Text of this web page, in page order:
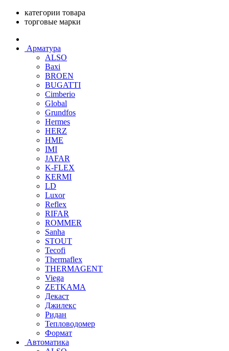
категории товара
торговые марки
Арматура
ALSO
Baxi
BROEN
BUGATTI
Cimberio
Global
Grundfos
Hermes
HERZ
HME
IMI
JAFAR
K-FLEX
KERMI
LD
Luxor
Reflex
RIFAR
ROMMER
Sanha
STOUT
Tecofi
Thermaflex
THERMAGENT
Viega
ZETKAMA
Декаст
Джилекс
Ридан
Тепловодомер
Формат
Автоматика